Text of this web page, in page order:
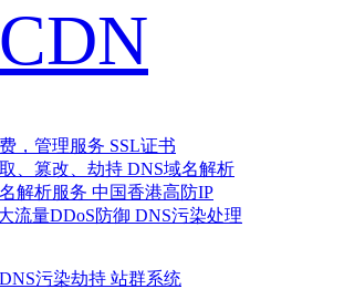
，管理服务 SSL证书
、篡改、劫持 DNS域名解析
解析服务 中国香港高防IP
流量DDoS防御 DNS污染处理
污染劫持 站群系统